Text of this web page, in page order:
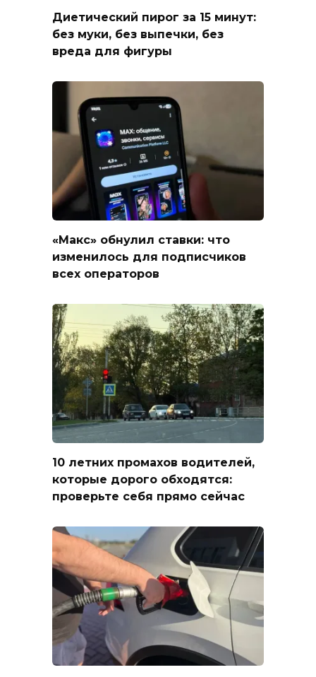
Диетический пирог за 15 минут:
без муки, без выпечки, без
вреда для фигуры
«Макс» обнулил ставки: что
изменилось для подписчиков
всех операторов
10 летних промахов водителей,
которые дорого обходятся:
проверьте себя прямо сейчас